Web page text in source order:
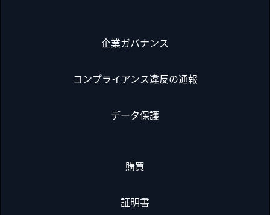
企業ガバナンス
コンプライアンス違反の通報
データ保護
購買
証明書